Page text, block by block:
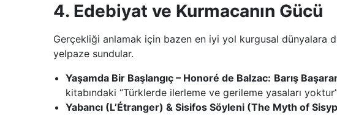
4. Edebiyat ve Kurmacanın Gücü
Gerçekliği anlamak için bazen en iyi yol kurgusal dünyalara
yelpaze sundular.
Yaşamda Bir Başlangıç – Honoré de Balzac: Barış
kitabındaki “Türklerde ilerleme ve gerileme yasaları
Yabancı (L’Étranger) & Sisifos Söyleni (The Myth of